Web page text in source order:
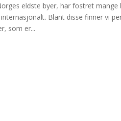
eldste byer, har fostret
Blant disse finner vi
som er...